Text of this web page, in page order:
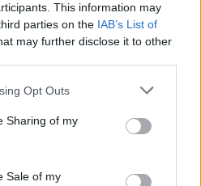
This information may
parties on the IAB’s List of
may further disclose it to other
Opt Outs
Sharing of my
Sale of my
aktiv an den
eigene Themen
Du Dich bitte zunächst
Du noch keinen
nächsten Besuch in
geht's, lasst Uns im 35. ten
1 Mai 2026